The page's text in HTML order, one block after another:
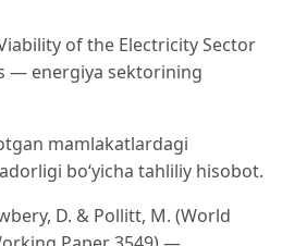
of the Electricity Sector
— energiya sektorining
mamlakatlardagi
bo‘yicha tahliliy hisobot.
D. & Pollitt, M. (World